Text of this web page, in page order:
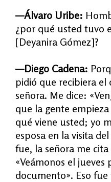
—Álvaro Uribe:
¿por qué usted tuvo
[Deyanira Gómez]?
—Diego Cadena:
pidió que recibiera
señora. Me dice:
que la gente
qué viene usted; yo
esposa en la visita
fue, la señora me
«Veámonos el jueves
documento». Eso